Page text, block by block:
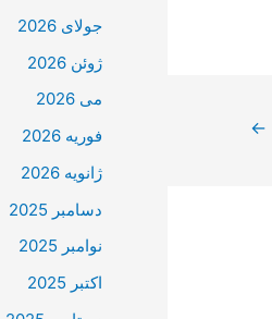
←
جولای 2026
ژوئن 2026
می 2026
فوریه 2026
ژانویه 2026
دسامبر 2025
نوامبر 2025
اکتبر 2025